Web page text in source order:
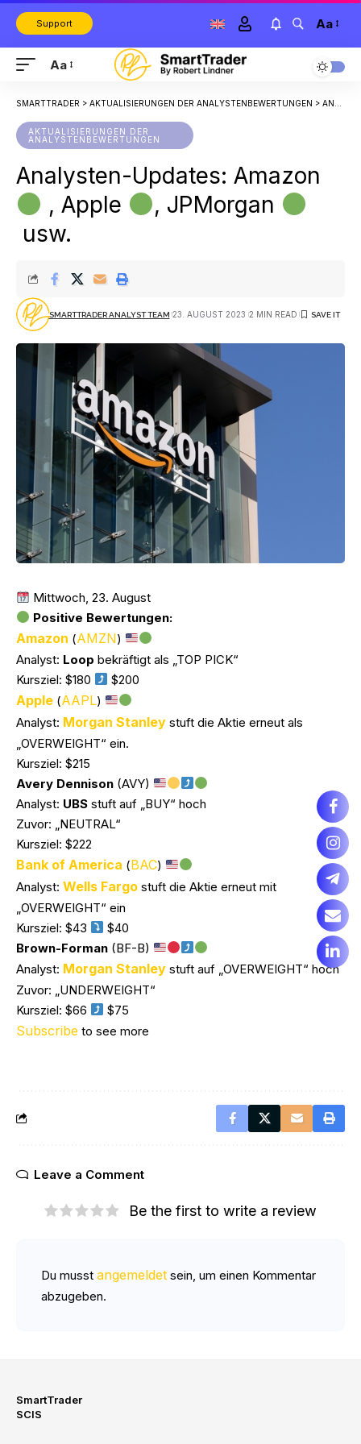
Support Aa
Aa
SMARTTRADER > AKTUALISIERUNGEN DER ANALYSTENBEWERTUNGEN > ANALYSTEN-UPDATES: AMAZON
AKTUALISIERUNGEN DER
ANALYSTENBEWERTUNGEN
Analysten-Updates: Amazon
, Apple
, JPMorgan
usw.
SMARTTRADER ANALYST TEAM 23. AUGUST 2023 2 MIN READ
Mittwoch, 23. August
Positive Bewertungen:
Amazon (AMZN)
Analyst: Loop bekräftigt als „TOP PICK“
Kursziel: $180
$200
Apple (AAPL)
Analyst: Morgan Stanley stuft die Aktie erneut als
„OVERWEIGHT“ ein.
Kursziel: $215
Avery Dennison (AVY)
Analyst: UBS stuft auf „BUY“ hoch
Zuvor: „NEUTRAL“
Kursziel: $222
Bank of America (BAC)
Analyst: Wells Fargo stuft die Aktie erneut mit
„OVERWEIGHT“ ein
Kursziel: $43
$40
Brown-Forman (BF-B)
Analyst: Morgan Stanley stuft auf „OVERWEIGHT“ hoch
Zuvor: „UNDERWEIGHT“
Kursziel: $66
$75
Subscribe to see more
Leave a Comment
Be the first to write a review
Du musst angemeldet sein, um einen Kommentar
abzugeben.
SmartTrader
SCIS